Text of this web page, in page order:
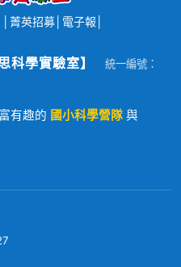
菁英招募│ 電子報
科學實驗室】
統一編號：
有趣的 國小科學營隊 與